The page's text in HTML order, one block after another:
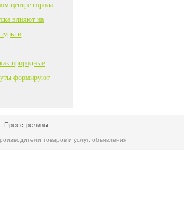
центре города
влияют на
и
природные
формируют
Пресс-релизы
товаров и услуг, объявления